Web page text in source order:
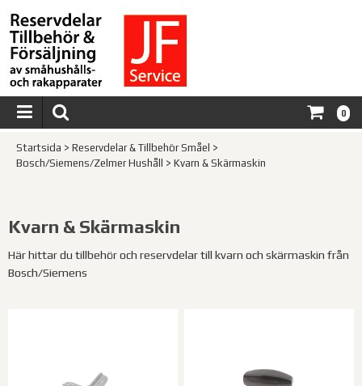
0
Startsida > Reservdelar & Tillbehör Småel >
Bosch/Siemens/Zelmer Hushåll
> Kvarn & Skärmaskin
Kvarn & Skärmaskin
Här hittar du tillbehör och reservdelar till kvarn och skärmaskin från
Bosch/Siemens